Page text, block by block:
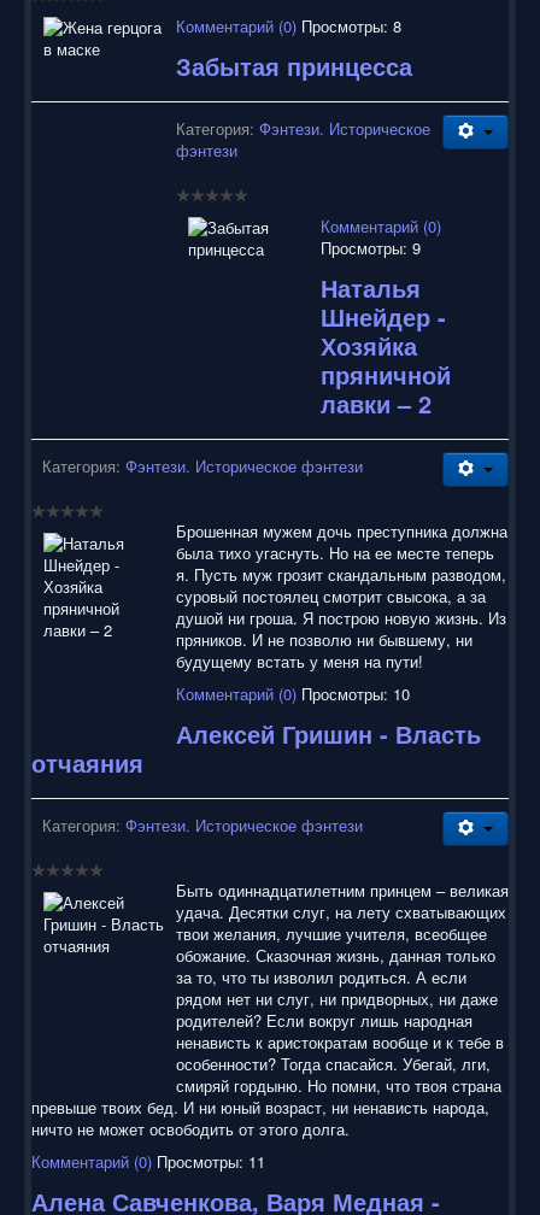
Вам электронные книги бесплатно и без регистрации введя
автора, название книги или имя полюбившегося героя в
строку поиска. На нашем сайте для ознакомления можно
в электронных форматах fb2,
epub, pdf, rtf, txt, читать онлайн или купить лицензионные
электронные книги. Наш сайт постоянно развивается и
пополняется. Надеюсь, Вы станете нашим постоянным
Комментарий (0) Просмотры: 8
Забытая принцесса
Категория: Фэнтези. Историческое
фэнтези
Комментарий (0)
Просмотры: 9
Наталья
Шнейдер -
Хозяйка
пряничной
лавки – 2
Категория: Фэнтези. Историческое фэнтези
Брошенная мужем дочь преступника должна
была тихо угаснуть. Но на ее месте теперь
я. Пусть муж грозит скандальным разводом,
суровый постоялец смотрит свысока, а за
душой ни гроша. Я построю новую жизнь. Из
пряников. И не позволю ни бывшему, ни
будущему встать у меня на пути!
Комментарий (0) Просмотры: 10
Алексей Гришин - Власть
отчаяния
Категория: Фэнтези. Историческое фэнтези
Быть одиннадцатилетним принцем – великая
удача. Десятки слуг, на лету схватывающих
твои желания, лучшие учителя, всеобщее
обожание. Сказочная жизнь, данная только
за то, что ты изволил родиться. А если
рядом нет ни слуг, ни придворных, ни даже
родителей? Если вокруг лишь народная
ненависть к аристократам вообще и к тебе в
особенности? Тогда спасайся. Убегай, лги,
смиряй гордыню. Но помни, что твоя страна
превыше твоих бед. И ни юный возраст, ни ненависть народа,
ничто не может освободить от этого долга.
Комментарий (0) Просмотры: 11
Алена Савченкова, Варя Медная -